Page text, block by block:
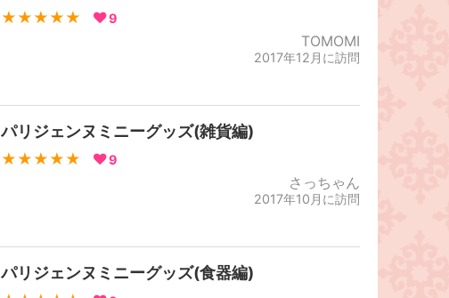
★★★★★ 9
TOMOMI
2017年12月に訪問
パリジェンヌミニーグッズ(雑貨編)
★★★★★ 9
さっちゃん
2017年10月に訪問
パリジェンヌミニーグッズ(食器編)